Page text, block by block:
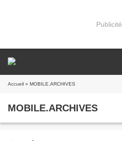
Publicité
Accueil » MOBILE.ARCHIVES
MOBILE.ARCHIVES